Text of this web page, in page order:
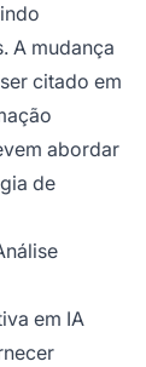
A mudança
citado em
abordar
de
em IA